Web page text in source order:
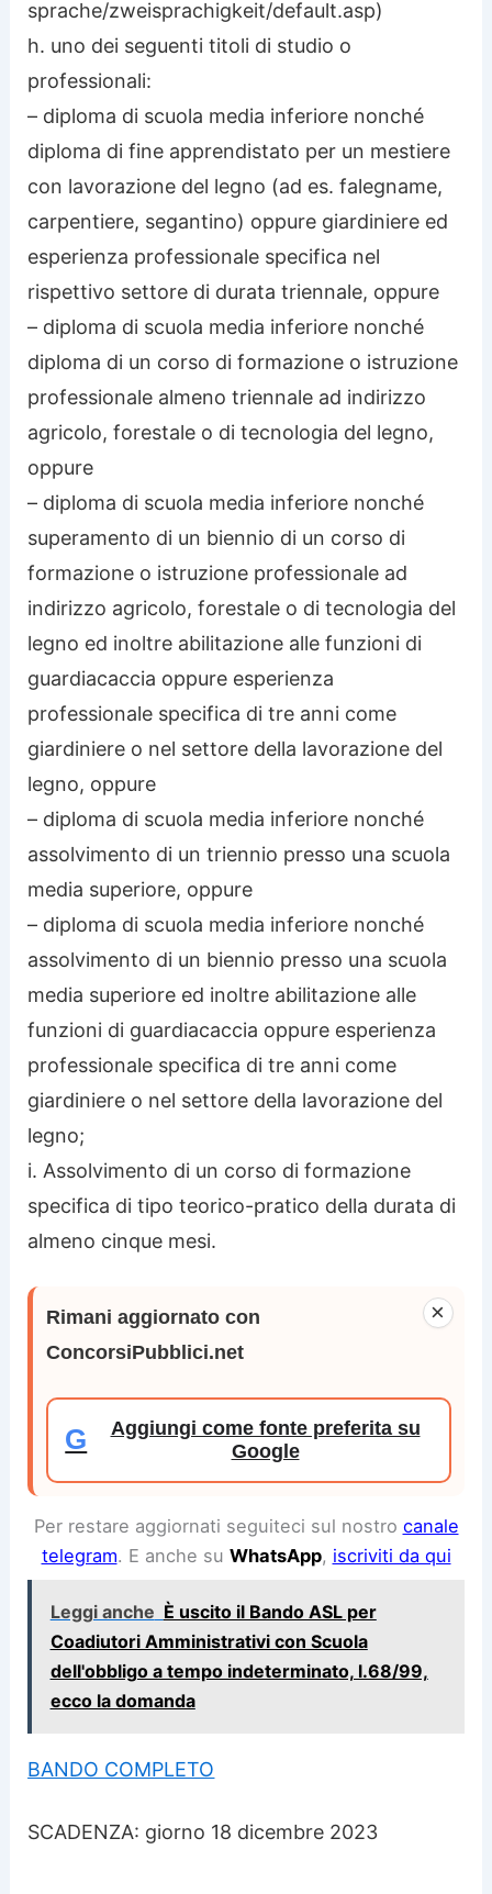
sprache/zweisprachigkeit/default.asp)
h. uno dei seguenti titoli di studio o
professionali:
– diploma di scuola media inferiore nonché
diploma di fine apprendistato per un mestiere
con lavorazione del legno (ad es. falegname,
carpentiere, segantino) oppure giardiniere ed
esperienza professionale specifica nel
rispettivo settore di durata triennale, oppure
– diploma di scuola media inferiore nonché
diploma di un corso di formazione o istruzione
professionale almeno triennale ad indirizzo
agricolo, forestale o di tecnologia del legno,
oppure
– diploma di scuola media inferiore nonché
superamento di un biennio di un corso di
formazione o istruzione professionale ad
indirizzo agricolo, forestale o di tecnologia del
legno ed inoltre abilitazione alle funzioni di
guardiacaccia oppure esperienza
professionale specifica di tre anni come
giardiniere o nel settore della lavorazione del
legno, oppure
– diploma di scuola media inferiore nonché
assolvimento di un triennio presso una scuola
media superiore, oppure
– diploma di scuola media inferiore nonché
assolvimento di un biennio presso una scuola
media superiore ed inoltre abilitazione alle
funzioni di guardiacaccia oppure esperienza
professionale specifica di tre anni come
giardiniere o nel settore della lavorazione del
legno;
i. Assolvimento di un corso di formazione
specifica di tipo teorico-pratico della durata di
almeno cinque mesi.
×
Rimani aggiornato con
ConcorsiPubblici.net
G
Aggiungi come fonte preferita su
Google
Per restare aggiornati seguiteci sul nostro canale
telegram. E anche su WhatsApp, iscriviti da qui
Leggi anche È uscito il Bando ASL per
Coadiutori Amministrativi con Scuola
dell'obbligo a tempo indeterminato, l.68/99,
ecco la domanda
BANDO COMPLETO
SCADENZA: giorno 18 dicembre 2023